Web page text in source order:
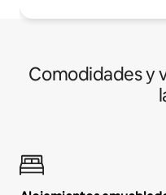
Comodidades y